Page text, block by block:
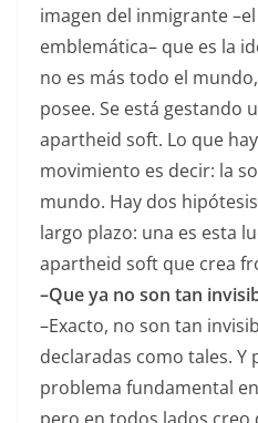
imagen del inmigrante
emblemática– que es la
no es más todo el
posee. Se está gestando
apartheid soft. Lo que
movimiento es decir: la
mundo. Hay dos
largo plazo: una es esta
apartheid soft que crea
–Que ya no son tan
–Exacto, no son tan
declaradas como tales.
problema fundamental